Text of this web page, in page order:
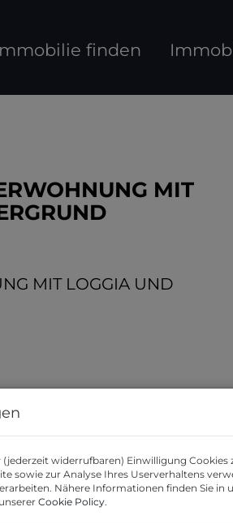
finden
MIT
widerrufbaren) Einwilligung Cookies
sowie zur Analyse Ihres Userverhaltens
Nähere Informationen finden Sie in
Cookie Policy.